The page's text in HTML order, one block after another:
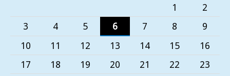
1
2
3
4 5 6 7 8
9
10
11 12 13 14 15
16
17
18 19 20 21 22
23